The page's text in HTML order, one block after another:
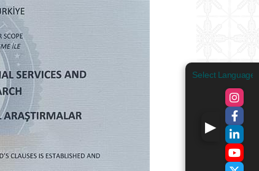
Select Language